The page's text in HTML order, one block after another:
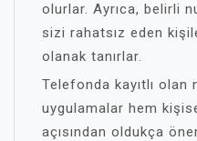
olurlar. Ayrıca, belirli
sizi rahatsız eden
olanak tanırlar.
Telefonda kayıtlı olan
uygulamalar hem
açısından oldukça